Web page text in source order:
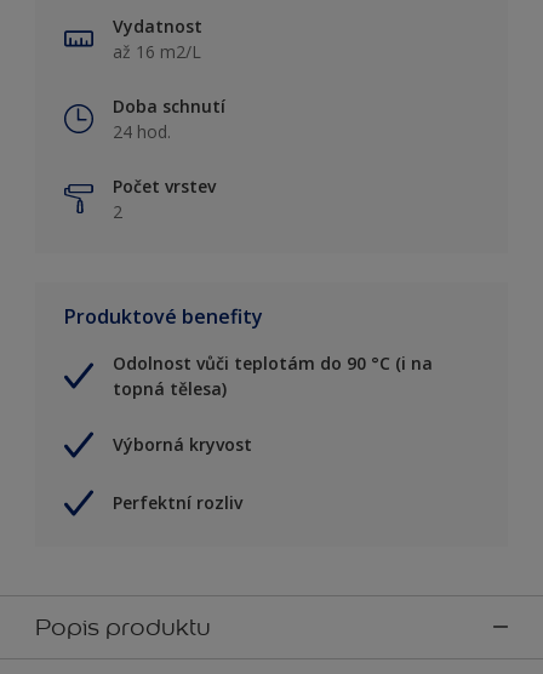
Vydatnost
až 16 m2/L
Doba schnutí
24 hod.
Počet vrstev
2
Produktové benefity
Odolnost vůči teplotám do 90 °C (i na
topná tělesa)
Výborná kryvost
Perfektní rozliv
Popis produktu